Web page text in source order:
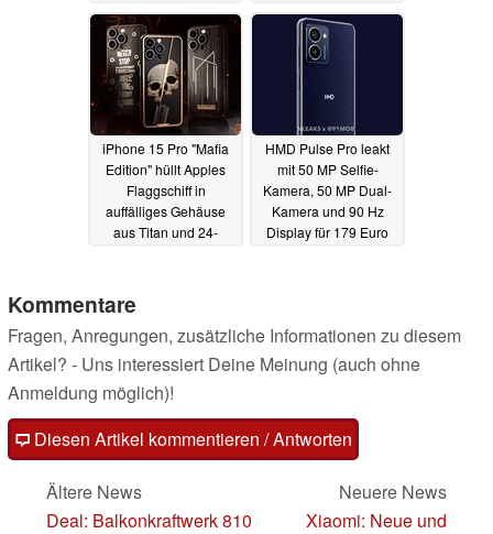
17.04.2024 17.04.2024
iPhone 15 Pro "Mafia
Edition" hüllt Apples
Flaggschiff in
auffälliges Gehäuse
aus Titan und 24-
HMD Pulse Pro leakt
mit 50 MP Selfie-
Kamera, 50 MP Dual-
Kamera und 90 Hz
Display für 179 Euro
Kommentare
Fragen, Anregungen, zusätzliche Informationen zu diesem
Artikel? - Uns interessiert Deine Meinung (auch ohne
Anmeldung möglich)!
Diesen Artikel kommentieren / Antworten
Ältere News
Deal: Balkonkraftwerk 810
Neuere News
Xiaomi: Neue und